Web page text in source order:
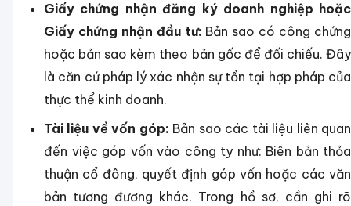
Giấy chứng nhận đăng ký doanh nghiệp hoặc
Giấy chứng nhận đầu tư: Bản sao có công chứng
hoặc bản sao kèm theo bản gốc để đối chiếu. Đây
là căn cứ pháp lý xác nhận sự tồn tại hợp pháp của
thực thể kinh doanh.
Tài liệu về vốn góp: Bản sao các tài liệu liên quan
đến việc góp vốn vào công ty như: Biên bản thỏa
thuận cổ đông, quyết định góp vốn hoặc các văn
bản tương đương khác. Trong hồ sơ, cần ghi rõ